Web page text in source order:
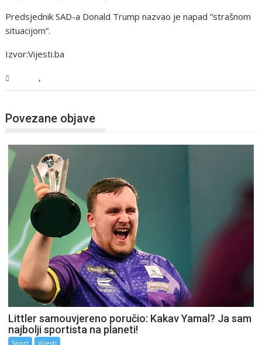
Predsjednik SAD-a Donald Trump nazvao je napad “strašnom
situacijom”.
Izvor:Vijesti.ba
,
Povezane objave
Littler samouvjereno poručio: Kakav Yamal? Ja sam
najbolji sportista na planeti!
Sport Vijesti